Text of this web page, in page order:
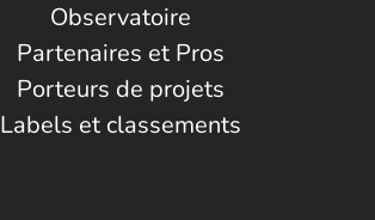
Observatoire
Partenaires et Pros
Porteurs de projets
Labels et classements